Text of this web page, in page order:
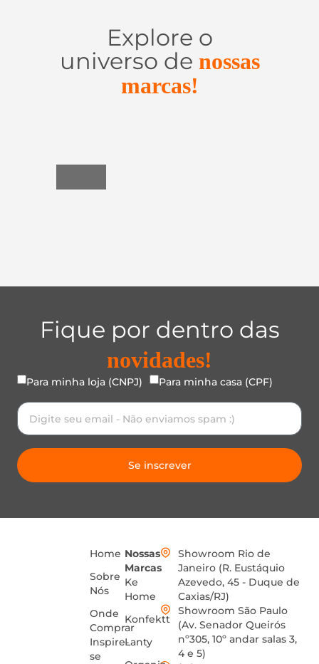
Explore o
universo de nossas
marcas!
Fique por dentro das
novidades!
Para minha loja (CNPJ) Para minha casa (CPF)
Se inscrever
Home
Sobre
Nós
Onde
Comprar
Inspire-
se
Nossas
Marcas
Ke
Home
Konfektt
Lanty
Showroom Rio de
Janeiro (R. Eustáquio
Azevedo, 45 - Duque de
Caxias/RJ)
Showroom São Paulo
(Av. Senador Queirós
nº305, 10º andar salas 3,
4 e 5)